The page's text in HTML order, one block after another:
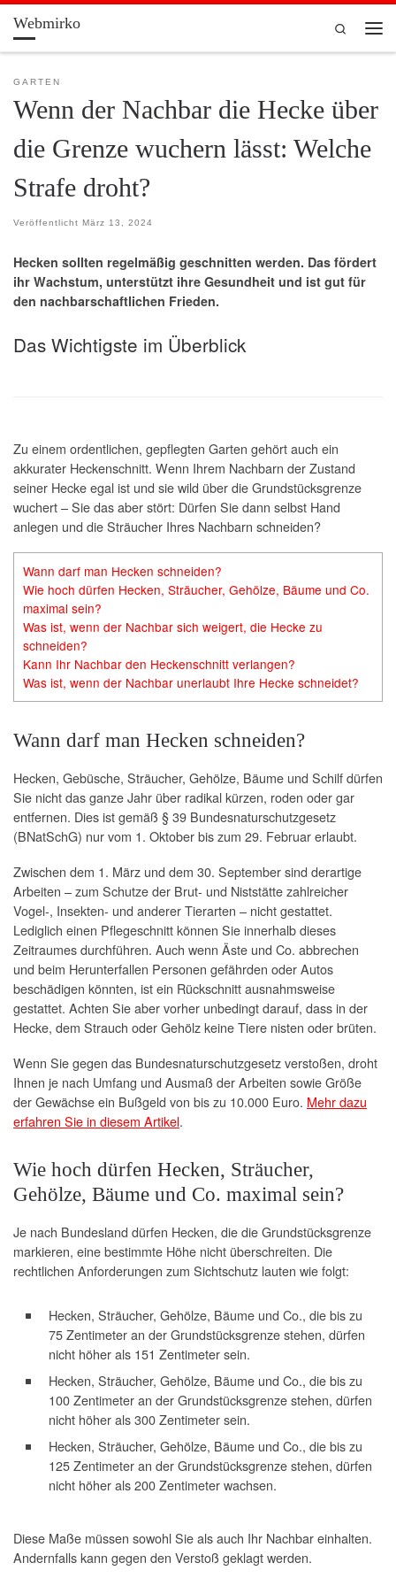
Zum Inhalt springen
Webmirko
Search
GARTEN
Wenn der Nachbar die Hecke über
die Grenze wuchern lässt: Welche
Strafe droht?
Veröffentlicht März 13, 2024
Hecken sollten regelmäßig geschnitten werden. Das fördert
ihr Wachstum, unterstützt ihre Gesundheit und ist gut für
den nachbarschaftlichen Frieden.
Das Wichtigste im Überblick
Zu einem ordentlichen, gepflegten Garten gehört auch ein
akkurater Heckenschnitt. Wenn Ihrem Nachbarn der Zustand
seiner Hecke egal ist und sie wild über die Grundstücksgrenze
wuchert – Sie das aber stört: Dürfen Sie dann selbst Hand
anlegen und die Sträucher Ihres Nachbarn schneiden?
Wann darf man Hecken schneiden?
Wie hoch dürfen Hecken, Sträucher, Gehölze, Bäume und Co.
maximal sein?
Was ist, wenn der Nachbar sich weigert, die Hecke zu
schneiden?
Kann Ihr Nachbar den Heckenschnitt verlangen?
Was ist, wenn der Nachbar unerlaubt Ihre Hecke schneidet?
Wann darf man Hecken schneiden?
Hecken, Gebüsche, Sträucher, Gehölze, Bäume und Schilf dürfen
Sie nicht das ganze Jahr über radikal kürzen, roden oder gar
entfernen. Dies ist gemäß § 39 Bundesnaturschutzgesetz
(BNatSchG) nur vom 1. Oktober bis zum 29. Februar erlaubt.
Zwischen dem 1. März und dem 30. September sind derartige
Arbeiten – zum Schutze der Brut- und Niststätte zahlreicher
Vogel-, Insekten- und anderer Tierarten – nicht gestattet.
Lediglich einen Pflegeschnitt können Sie innerhalb dieses
Zeitraumes durchführen. Auch wenn Äste und Co. abbrechen
und beim Herunterfallen Personen gefährden oder Autos
beschädigen könnten, ist ein Rückschnitt ausnahmsweise
gestattet. Achten Sie aber vorher unbedingt darauf, dass in der
Hecke, dem Strauch oder Gehölz keine Tiere nisten oder brüten.
Wenn Sie gegen das Bundesnaturschutzgesetz verstoßen, droht
Ihnen je nach Umfang und Ausmaß der Arbeiten sowie Größe
der Gewächse ein Bußgeld von bis zu 10.000 Euro. Mehr dazu
erfahren Sie in diesem Artikel.
Wie hoch dürfen Hecken, Sträucher,
Gehölze, Bäume und Co. maximal sein?
Je nach Bundesland dürfen Hecken, die die Grundstücksgrenze
markieren, eine bestimmte Höhe nicht überschreiten. Die
rechtlichen Anforderungen zum Sichtschutz lauten wie folgt:
Hecken, Sträucher, Gehölze, Bäume und Co., die bis zu
75 Zentimeter an der Grundstücksgrenze stehen, dürfen
nicht höher als 151 Zentimeter sein.
Hecken, Sträucher, Gehölze, Bäume und Co., die bis zu
100 Zentimeter an der Grundstücksgrenze stehen, dürfen
nicht höher als 300 Zentimeter sein.
Hecken, Sträucher, Gehölze, Bäume und Co., die bis zu
125 Zentimeter an der Grundstücksgrenze stehen, dürfen
nicht höher als 200 Zentimeter wachsen.
Diese Maße müssen sowohl Sie als auch Ihr Nachbar einhalten.
Andernfalls kann gegen den Verstoß geklagt werden.